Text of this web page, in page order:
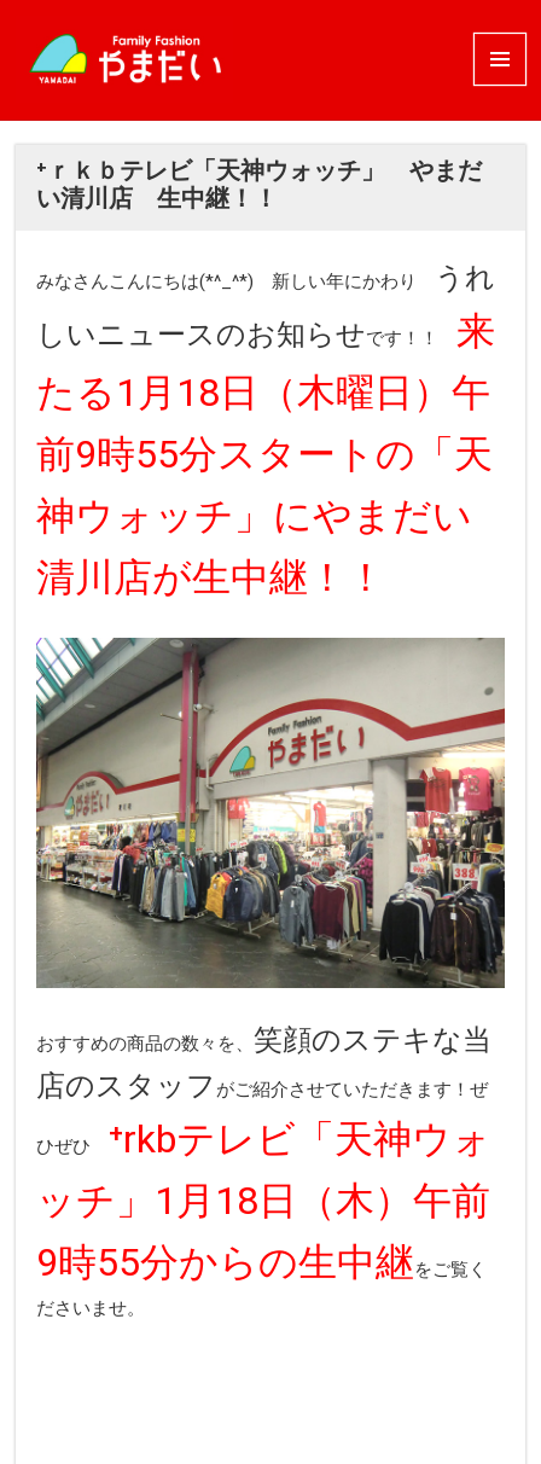
メニュ
ーとウ
⁺ｒｋｂテレビ「天神ウォッチ」 やまだ
い清川店 生中継！！
みなさんこんにちは(*^_^*) 新しい年にかわり
うれ
しいニュースのお知らせです！！ 来
たる1月18日（木曜日）午
前9時55分スタートの「天
神ウォッチ」にやまだい
清川店が生中継！！
おすすめの商品の数々を、 笑顔のステキな当
店のスタッフ がご紹介させていただきます！ぜ
ひぜひ ⁺rkbテレビ「天神ウォ
ッチ」1月18日（木）午前
9時55分からの生中継をご覧く
ださいませ。